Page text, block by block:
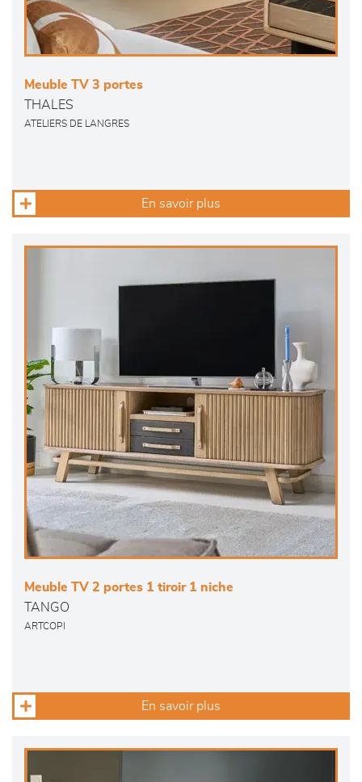
Meuble TV 3 portes
THALES
ATELIERS DE LANGRES
En savoir plus
Meuble TV 2 portes 1 tiroir 1 niche
TANGO
ARTCOPI
En savoir plus